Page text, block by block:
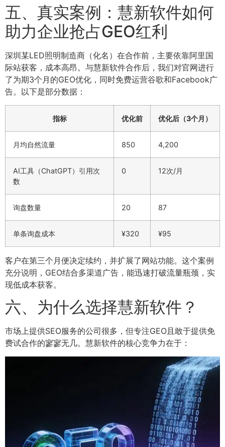
五、真实案例：慧新软件如何
助力企业抢占GEO红利
深圳某LED照明制造商（化名）在合作前，主要依靠阿里国
际站获客，成本高昂。与慧新软件合作后，我们对官网进行
了为期3个月的GEO优化，同时免费运营谷歌和Facebook广
告。以下是部分数据：
指标 优化前 优化后（3个月）
月均自然流量 850 4,200
AI工具（ChatGPT）引用次
数
0 12次/月
询盘数量 20 87
单条询盘成本 ¥320 ¥95
客户在第三个月便决定续约，并扩展了网站功能。这个案例
充分说明，GEO结合多渠道广告，能迅速打破流量瓶颈，实
现低成本获客。
六、为什么选择慧新软件？
市场上提供SEO服务的公司很多，但专注GEO且敢于提供免
费试合作的寥寥无几。慧新软件的核心竞争力在于：